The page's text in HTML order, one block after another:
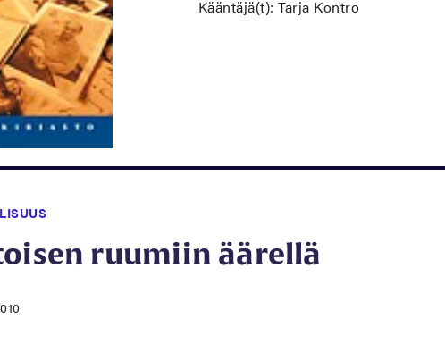
Kääntäjä(t): Tarja Kontro
ruumiin äärellä